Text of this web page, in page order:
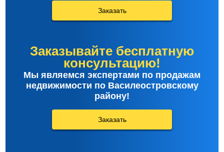
Заказать
Заказывайте бесплатную
консультацию!
Мы являемся экспертами по продажам
недвижимости по Василеостровскому
району!
Заказать